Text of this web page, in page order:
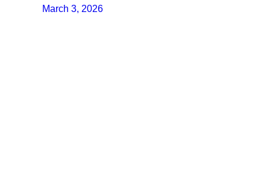
March 3, 2026